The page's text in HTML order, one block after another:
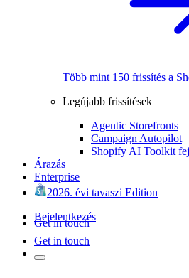
Több mint 150 frissítés a
Legújabb frissítések
Agentic Storefronts
Campaign Autopilot
Shopify AI Toolkit
Árazás
Enterprise
2026. évi tavaszi Edition
Bejelentkezés
Get in touch
Get in touch